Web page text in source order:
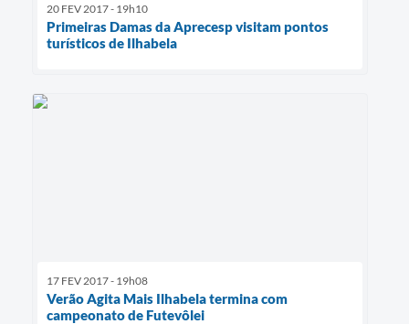
20 FEV 2017 - 19h10
Primeiras Damas da Aprecesp visitam pontos
turísticos de Ilhabela
17 FEV 2017 - 19h08
Verão Agita Mais Ilhabela termina com
campeonato de Futevôlei